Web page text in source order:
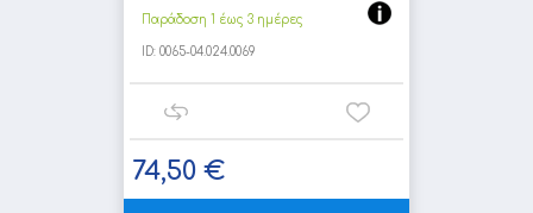
Παράδοση 1 έως 3 ημέρες
ID: 0065-04.024.0069
74,50 €